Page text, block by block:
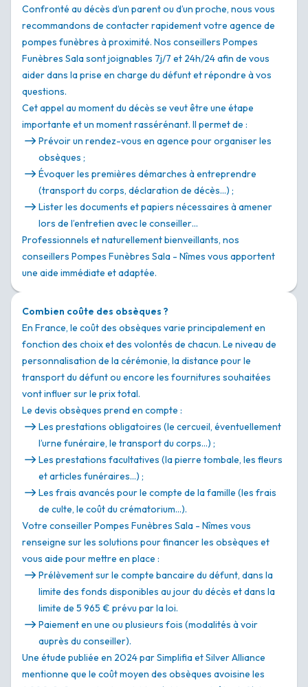
Confronté au décès d’un parent ou d’un proche, nous vous
recommandons de contacter rapidement votre agence de
pompes funèbres à proximité. Nos conseillers Pompes
Funèbres Sala sont joignables 7j/7 et 24h/24 afin de vous
aider dans la prise en charge du défunt et répondre à vos
questions.
Cet appel au moment du décès se veut être une étape
importante et un moment rassérénant. Il permet de :
Prévoir un rendez-vous en agence pour organiser les
obsèques ;
Évoquer les premières démarches à entreprendre
(transport du corps, déclaration de décès…) ;
Lister les documents et papiers nécessaires à amener
lors de l’entretien avec le conseiller…
Professionnels et naturellement bienveillants, nos
conseillers Pompes Funèbres Sala - Nîmes vous apportent
une aide immédiate et adaptée.
Combien coûte des obsèques ?
En France, le coût des obsèques varie principalement en
fonction des choix et des volontés de chacun. Le niveau de
personnalisation de la cérémonie, la distance pour le
transport du défunt ou encore les fournitures souhaitées
vont influer sur le prix total.
Le devis obsèques prend en compte :
Les prestations obligatoires (le cercueil, éventuellement
l’urne funéraire, le transport du corps…) ;
Les prestations facultatives (la pierre tombale, les fleurs
et articles funéraires…) ;
Les frais avancés pour le compte de la famille (les frais
de culte, le coût du crématorium…).
Votre conseiller Pompes Funèbres Sala - Nîmes vous
renseigne sur les solutions pour financer les obsèques et
vous aide pour mettre en place :
Prélèvement sur le compte bancaire du défunt, dans la
limite des fonds disponibles au jour du décès et dans la
limite de 5 965 € prévu par la loi.
Paiement en une ou plusieurs fois (modalités à voir
auprès du conseiller).
Une étude publiée en 2024 par Simplifia et Silver Alliance
mentionne que le coût moyen des obsèques avoisine les